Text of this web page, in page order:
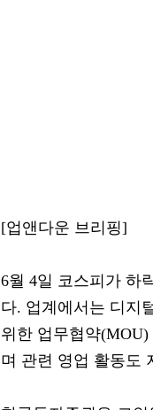
[업앤다운 브리핑]
6월 4일 코스피가 하
다. 업계에서는 디지
위한 업무협약
며 관련 영업 활동도